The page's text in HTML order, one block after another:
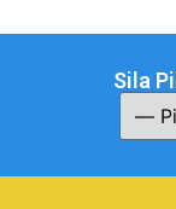
Sila